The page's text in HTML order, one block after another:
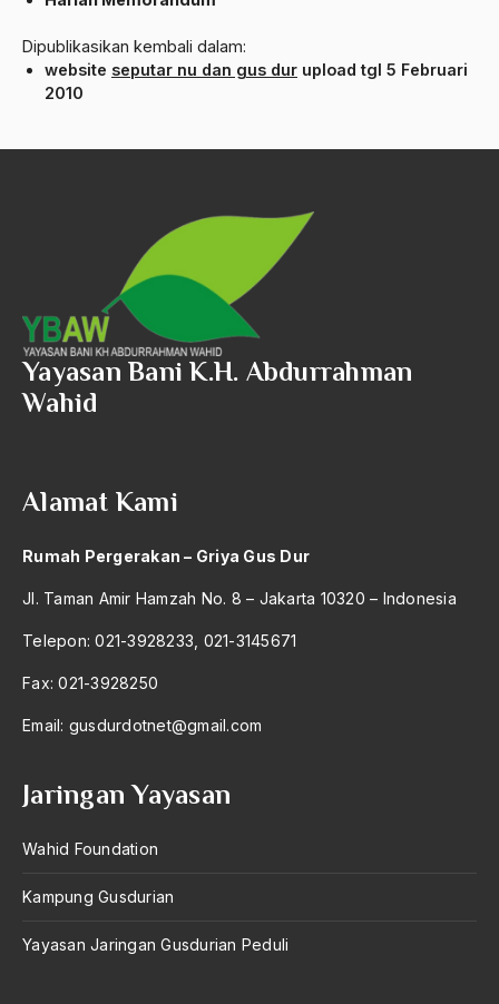
Dipublikasikan kembali dalam:
website seputar nu dan gus dur upload tgl 5 Februari
2010
Angkatan Laut AS
Ansor
Anti-Kekerasan
António de Oliveira Salazar
Antonio Gramsci
Anwar Ibrahim
Anwar Sadat
apa yang kau cari palupi
Aparat Keamanan
APEC
arab
arabisasi
Yayasan Bani K.H. Abdurrahman
Wahid
Alamat Kami
Rumah Pergerakan – Griya Gus Dur
Jl. Taman Amir Hamzah No. 8 – Jakarta 10320 – Indonesia
Telepon: 021-3928233, 021-3145671
Fax: 021-3928250
Email: gusdurdotnet@gmail.com
Jaringan Yayasan
Wahid Foundation
Kampung Gusdurian
Yayasan Jaringan Gusdurian Peduli